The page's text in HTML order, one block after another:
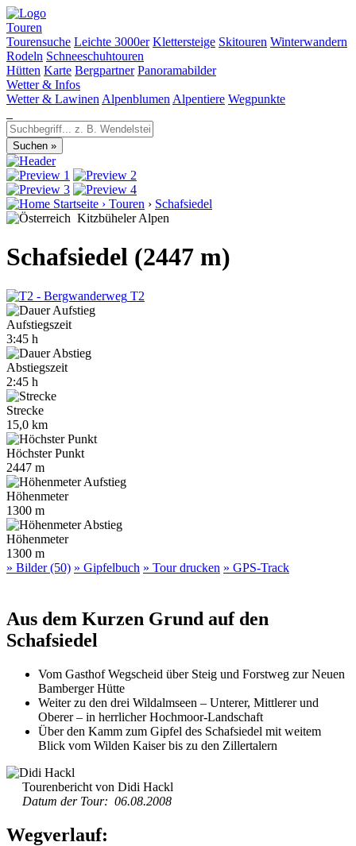
Touren
Tourensuche Leichte 3000er Klettersteige Skitouren Winterwandern
Rodeln Schneeschuhtouren
Hütten Karte Bergpartner Panoramabilder
Wetter & Infos
Wetter & Lawinen Alpenblumen Alpentiere Wegpunkte
Startseite › Touren › Schafsiedel
Kitzbüheler Alpen
Schafsiedel (2447 m)
T2
Aufstiegszeit
3:45 h
Abstiegszeit
2:45 h
Strecke
15,0 km
Höchster Punkt
2447 m
Höhenmeter
1300 m
Höhenmeter
1300 m
» Bilder (50) » Gipfelbuch » Tour drucken » GPS-Track
Aus dem Kurzen Grund auf den
Schafsiedel
Vom Gasthof Wegscheid über Steig und Forstweg zur Neuen
Bamberger Hütte
Weiter zu den drei Wildalmseen – Unterer, Mittlerer und
Oberer – in herrlicher Hochmoor-Landschaft
Über den Kamm zum Gipfel des Schafsiedel mit weitem
Blick vom Wilden Kaiser bis zu den Zillertalern
Tourenbericht von Didi Hackl
Datum der Tour: 06.08.2008
Wegverlauf: